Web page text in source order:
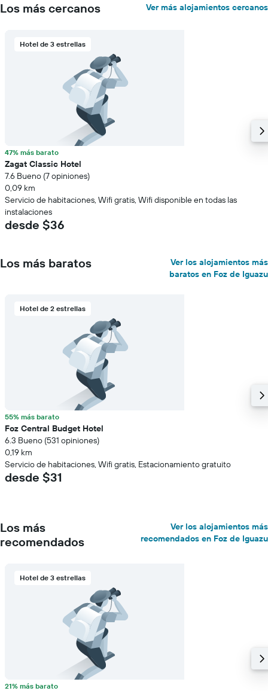
Los más cercanos Ver más alojamientos cercanos
Hotel de 3 estrellas
47% más barato
Zagat Classic Hotel
7.6 Bueno (7 opiniones)
0,09 km
Servicio de habitaciones, Wifi gratis, Wifi disponible en todas las
instalaciones
desde $36
Los más baratos
Ver los alojamientos más
baratos en Foz de Iguazu
Hotel de 2 estrellas
55% más barato
Foz Central Budget Hotel
6.3 Bueno (531 opiniones)
0,19 km
Servicio de habitaciones, Wifi gratis, Estacionamiento gratuito
desde $31
Los más
recomendados
Ver los alojamientos más
recomendados en Foz de Iguazu
Hotel de 3 estrellas
21% más barato